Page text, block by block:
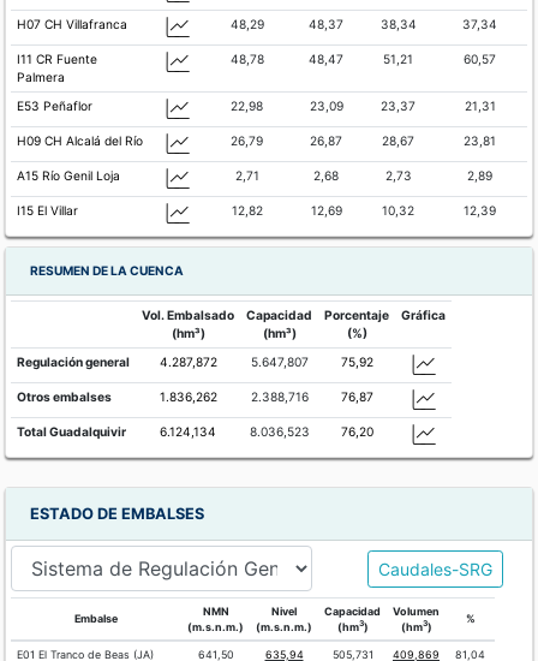
H07 CH Villafranca 48,29 48,37 38,34 37,34
I11 CR Fuente
Palmera
48,78 48,47 51,21 60,57
E53 Peñaflor 22,98 23,09 23,37 21,31
H09 CH Alcalá del Río 26,79 26,87 28,67 23,81
A15 Río Genil Loja 2,71 2,68 2,73 2,89
I15 El Villar 12,82 12,69 10,32 12,39
RESUMEN DE LA CUENCA
Vol. Embalsado
(hm³)
Capacidad
(hm³)
Porcentaje
(%)
Gráfica
Regulación general 4.287,872 5.647,807 75,92
Otros embalses 1.836,262 2.388,716 76,87
Total Guadalquivir 6.124,134 8.036,523 76,20
ESTADO DE EMBALSES
Caudales-SRG
Embalse
NMN
(m.s.n.m.)
Nivel
(m.s.n.m.)
Capacidad
(hm3)
Volumen
(hm3)
%
E01 El Tranco de Beas (JA) 641,50 635,94 505,731 409,869
81,04